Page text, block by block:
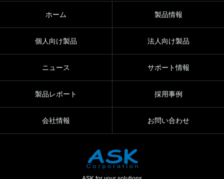
ホーム 製品情報
個人向け製品 法人向け製品
ニュース サポート情報
製品レポート 採用事例
会社情報 お問い合わせ